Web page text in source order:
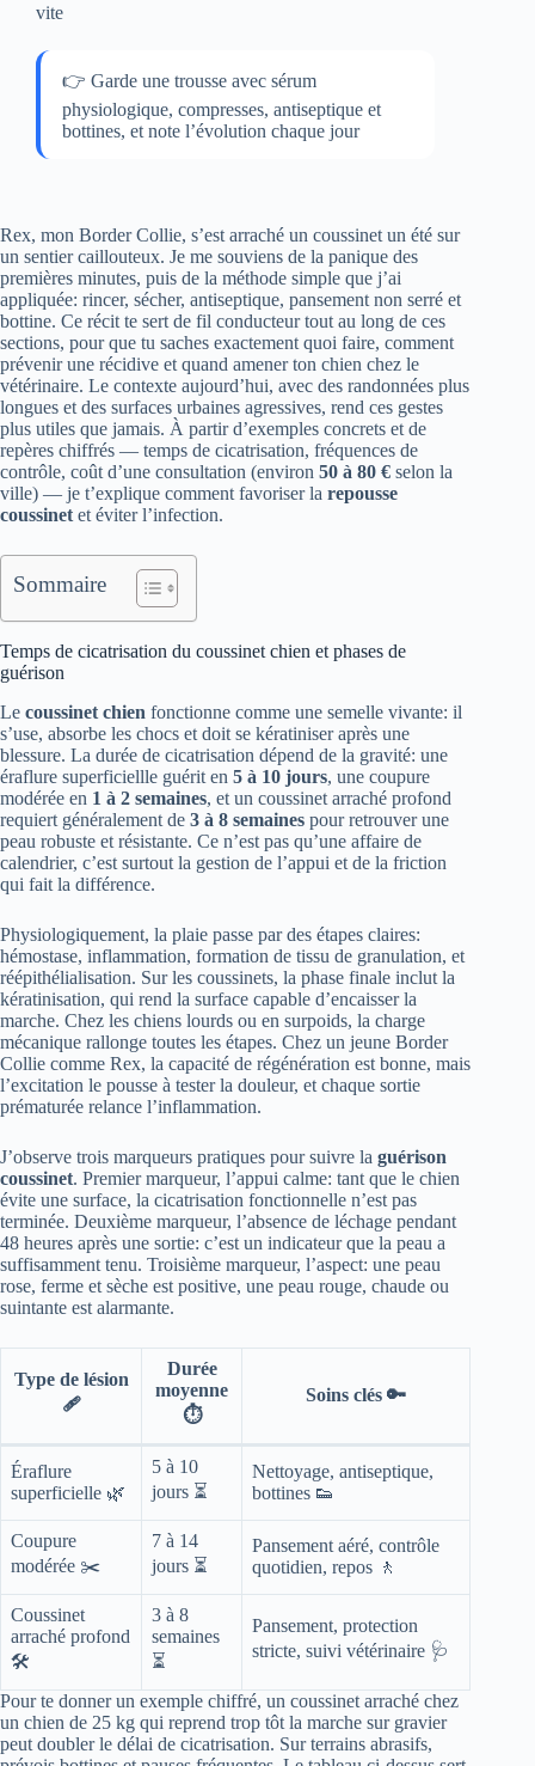
vite
👉 Garde une trousse avec sérum
physiologique, compresses, antiseptique et
bottines, et note l’évolution chaque jour
Rex, mon Border Collie, s’est arraché un coussinet un été sur
un sentier caillouteux. Je me souviens de la panique des
premières minutes, puis de la méthode simple que j’ai
appliquée: rincer, sécher, antiseptique, pansement non serré et
bottine. Ce récit te sert de fil conducteur tout au long de ces
sections, pour que tu saches exactement quoi faire, comment
prévenir une récidive et quand amener ton chien chez le
vétérinaire. Le contexte aujourd’hui, avec des randonnées plus
longues et des surfaces urbaines agressives, rend ces gestes
plus utiles que jamais. À partir d’exemples concrets et de
repères chiffrés — temps de cicatrisation, fréquences de
contrôle, coût d’une consultation (environ 50 à 80 € selon la
ville) — je t’explique comment favoriser la repousse
coussinet et éviter l’infection.
Sommaire
Temps de cicatrisation du coussinet chien et phases de
guérison
Le coussinet chien fonctionne comme une semelle vivante: il
s’use, absorbe les chocs et doit se kératiniser après une
blessure. La durée de cicatrisation dépend de la gravité: une
éraflure superficiellle guérit en 5 à 10 jours, une coupure
modérée en 1 à 2 semaines, et un coussinet arraché profond
requiert généralement de 3 à 8 semaines pour retrouver une
peau robuste et résistante. Ce n’est pas qu’une affaire de
calendrier, c’est surtout la gestion de l’appui et de la friction
qui fait la différence.
Physiologiquement, la plaie passe par des étapes claires:
hémostase, inflammation, formation de tissu de granulation, et
réépithélialisation. Sur les coussinets, la phase finale inclut la
kératinisation, qui rend la surface capable d’encaisser la
marche. Chez les chiens lourds ou en surpoids, la charge
mécanique rallonge toutes les étapes. Chez un jeune Border
Collie comme Rex, la capacité de régénération est bonne, mais
l’excitation le pousse à tester la douleur, et chaque sortie
prématurée relance l’inflammation.
J’observe trois marqueurs pratiques pour suivre la guérison
coussinet. Premier marqueur, l’appui calme: tant que le chien
évite une surface, la cicatrisation fonctionnelle n’est pas
terminée. Deuxième marqueur, l’absence de léchage pendant
48 heures après une sortie: c’est un indicateur que la peau a
suffisamment tenu. Troisième marqueur, l’aspect: une peau
rose, ferme et sèche est positive, une peau rouge, chaude ou
suintante est alarmante.
Type de lésion
🩹
Durée
moyenne
⏱️
Soins clés 🔑
Éraflure
superficielle 🌿
5 à 10
jours ⏳
Nettoyage, antiseptique,
bottines 👟
Coupure
modérée ✂️
7 à 14
jours ⏳
Pansement aéré, contrôle
quotidien, repos 🚶
Coussinet
arraché profond
🛠️
3 à 8
semaines
⏳
Pansement, protection
stricte, suivi vétérinaire 🩺
Pour te donner un exemple chiffré, un coussinet arraché chez
un chien de 25 kg qui reprend trop tôt la marche sur gravier
peut doubler le délai de cicatrisation. Sur terrains abrasifs,